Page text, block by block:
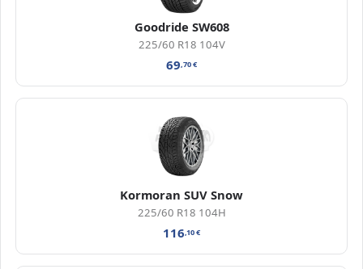
Goodride SW608
225/60 R18 104V
69,70€
Kormoran SUV Snow
225/60 R18 104H
116,10€